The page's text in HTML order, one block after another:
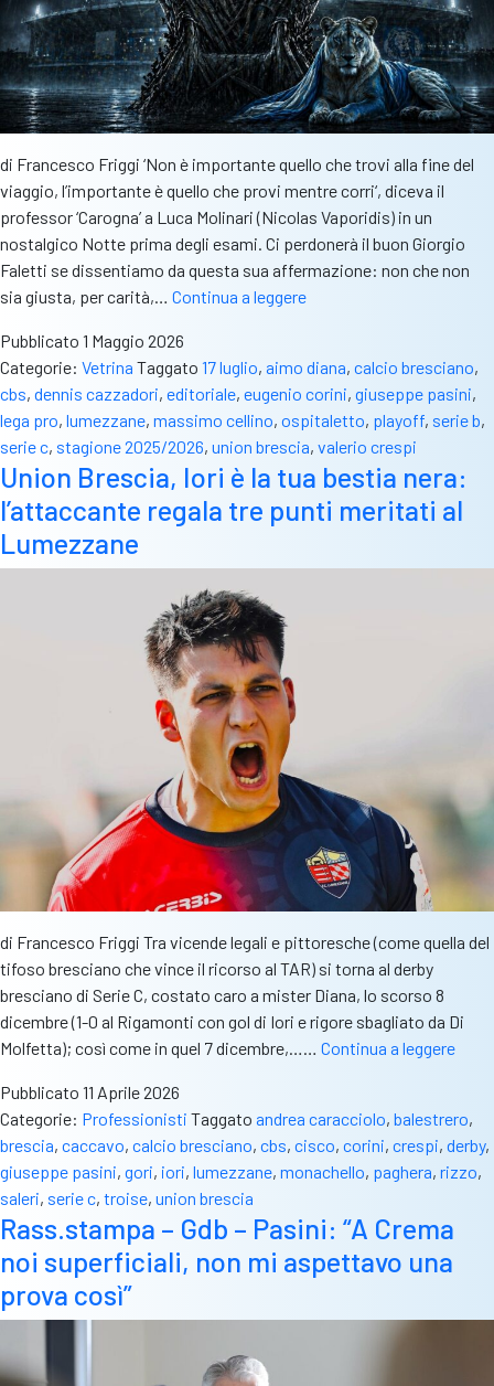
la
di Francesco Friggi ‘Non è importante quello che trovi alla fine del
viaggio, l’importante è quello che provi mentre corri‘, diceva il
professor ‘Carogna’ a Luca Molinari (Nicolas Vaporidis) in un
nostalgico Notte prima degli esami. Ci perdonerà il buon Giorgio
Faletti se dissentiamo da questa sua affermazione: non che non
sia giusta, per carità,… Continua a leggereUn
re:
l’Union
Brescia
sfida
la
trappola
Pubblicato 1 Maggio 2026
Categorie: Vetrina Taggato 17 luglio, aimo diana, calcio bresciano,
cbs, dennis cazzadori, editoriale, eugenio corini, giuseppe pasini,
lega pro, lumezzane, massimo cellino, ospitaletto, playoff, serie b,
serie c, stagione 2025/2026, union brescia, valerio crespi
Union Brescia, Iori è la tua bestia nera:
l’attaccante regala tre punti meritati al
Lumezzane
di Francesco Friggi Tra vicende legali e pittoresche (come quella del
tifoso bresciano che vince il ricorso al TAR) si torna al derby
bresciano di Serie C, costato caro a mister Diana, lo scorso 8
dicembre (1-0 al Rigamonti con gol di Iori e rigore sbagliato da Di
Molfetta); così come in quel 7 dicembre,…… Continua a leggere
è
la
tua
Pubblicato 11 Aprile 2026
Categorie: Professionisti Taggato andrea caracciolo, balestrero,
brescia, caccavo, calcio bresciano, cbs, cisco, corini, crespi, derby,
giuseppe pasini, gori, iori, lumezzane, monachello, paghera, rizzo,
saleri, serie c, troise, union brescia
Rass.stampa – Gdb – Pasini: “A Crema
noi superficiali, non mi aspettavo una
prova così”